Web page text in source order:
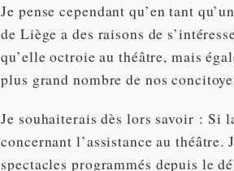
Je pense cependant qu’en tant
de Liège a des raisons de
qu’elle octroie au théâtre, mais
plus grand nombre de nos
Je souhaiterais dès lors savoir : Si
concernant l’assistance au
spectacles programmés depuis le